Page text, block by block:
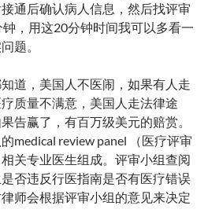
通后确认病人信息，然后找评审
，用这20分钟时间我可以多看一
题。
道，美国人不医闹，如果有人走
质量不满意，美国人走法律途
告赢了，有百万级美元的赔赏。
medical review panel （医疗评审
关专业医生组成。评审小组查阅
否违反行医指南是否有医疗错误
师会根据评审小组的意见来决定